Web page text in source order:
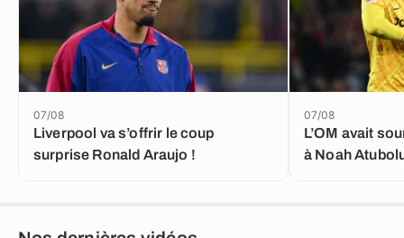
Liverpool va s’offrir le coup
surprise Ronald Araujo !
07/08
L’OM avait
à Noah
07/08